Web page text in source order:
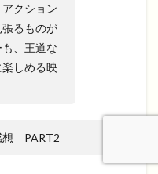
クション
るものが
、王道な
しめる映
想 PART2